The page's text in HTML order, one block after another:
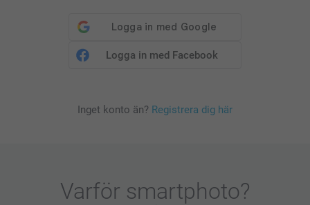
Logga in med Facebook
Inget konto än? Registrera dig här
Varför smartphoto?